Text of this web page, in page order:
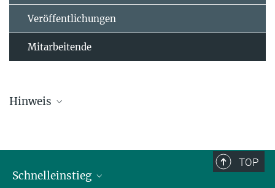
Veröffentlichungen
Mitarbeitende
Hinweis
TOP
Schnelleinstieg